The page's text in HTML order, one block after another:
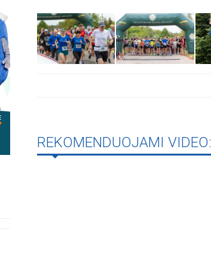
Kviečiame aplankyti parodą
„Nusišypsok mums,
REKOMENDUOJAMI VIDEO: